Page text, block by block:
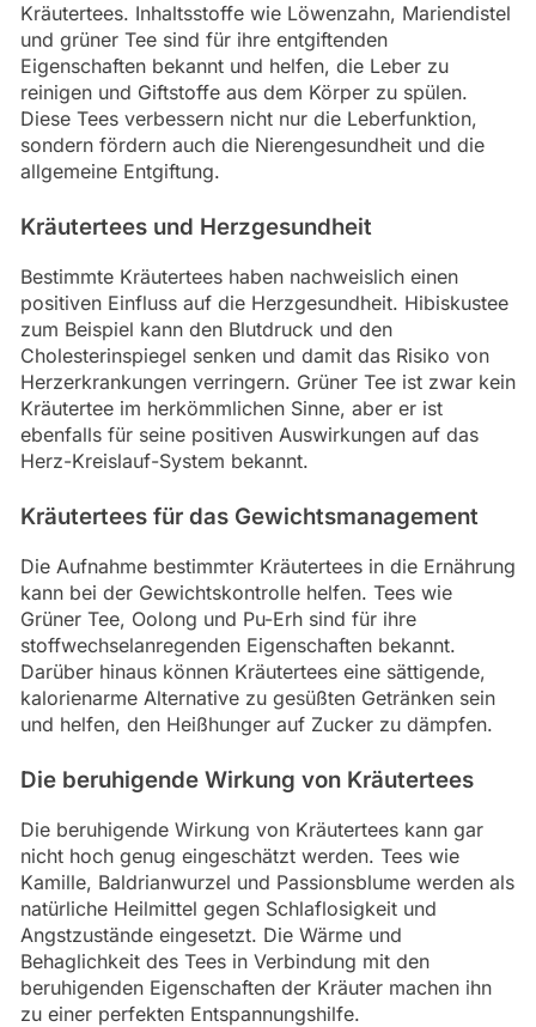
Kräutertees. Inhaltsstoffe wie Löwenzahn, Mariendistel
und grüner Tee sind für ihre entgiftenden
Eigenschaften bekannt und helfen, die Leber zu
reinigen und Giftstoffe aus dem Körper zu spülen.
Diese Tees verbessern nicht nur die Leberfunktion,
sondern fördern auch die Nierengesundheit und die
allgemeine Entgiftung.
Kräutertees und Herzgesundheit
Bestimmte Kräutertees haben nachweislich einen
positiven Einfluss auf die Herzgesundheit. Hibiskustee
zum Beispiel kann den Blutdruck und den
Cholesterinspiegel senken und damit das Risiko von
Herzerkrankungen verringern. Grüner Tee ist zwar kein
Kräutertee im herkömmlichen Sinne, aber er ist
ebenfalls für seine positiven Auswirkungen auf das
Herz-Kreislauf-System bekannt.
Kräutertees für das Gewichtsmanagement
Die Aufnahme bestimmter Kräutertees in die Ernährung
kann bei der Gewichtskontrolle helfen. Tees wie
Grüner Tee, Oolong und Pu-Erh sind für ihre
stoffwechselanregenden Eigenschaften bekannt.
Darüber hinaus können Kräutertees eine sättigende,
kalorienarme Alternative zu gesüßten Getränken sein
und helfen, den Heißhunger auf Zucker zu dämpfen.
Die beruhigende Wirkung von Kräutertees
Die beruhigende Wirkung von Kräutertees kann gar
nicht hoch genug eingeschätzt werden. Tees wie
Kamille, Baldrianwurzel und Passionsblume werden als
natürliche Heilmittel gegen Schlaflosigkeit und
Angstzustände eingesetzt. Die Wärme und
Behaglichkeit des Tees in Verbindung mit den
beruhigenden Eigenschaften der Kräuter machen ihn
zu einer perfekten Entspannungshilfe.